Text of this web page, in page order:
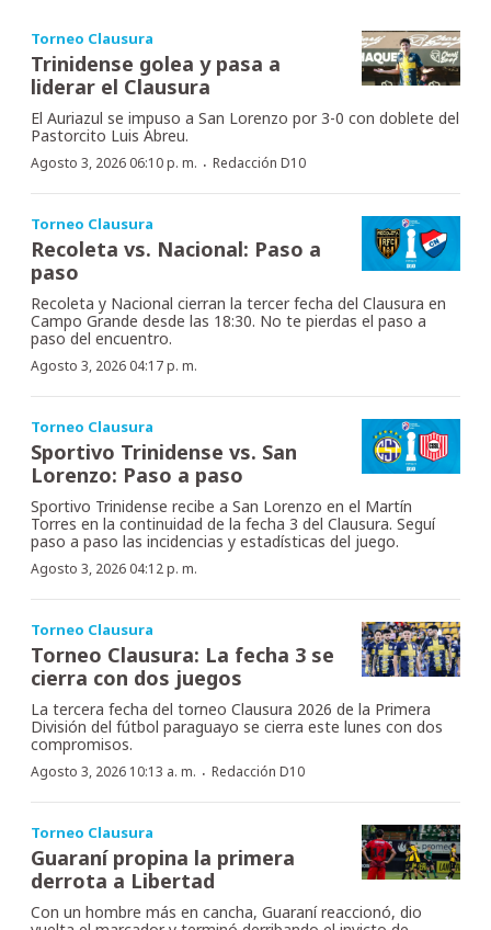
Torneo Clausura
Trinidense golea y pasa a
liderar el Clausura
El Auriazul se impuso a San Lorenzo por 3-0 con doblete del
Pastorcito Luis Abreu.
Agosto 3, 2026 06:10 p. m. · Redacción D10
Torneo Clausura
Recoleta vs. Nacional: Paso a
paso
Recoleta y Nacional cierran la tercer fecha del Clausura en
Campo Grande desde las 18:30. No te pierdas el paso a
paso del encuentro.
Agosto 3, 2026 04:17 p. m.
Torneo Clausura
Sportivo Trinidense vs. San
Lorenzo: Paso a paso
Sportivo Trinidense recibe a San Lorenzo en el Martín
Torres en la continuidad de la fecha 3 del Clausura. Seguí
paso a paso las incidencias y estadísticas del juego.
Agosto 3, 2026 04:12 p. m.
Torneo Clausura
Torneo Clausura: La fecha 3 se
cierra con dos juegos
La tercera fecha del torneo Clausura 2026 de la Primera
División del fútbol paraguayo se cierra este lunes con dos
compromisos.
Agosto 3, 2026 10:13 a. m. · Redacción D10
Torneo Clausura
Guaraní propina la primera
derrota a Libertad
Con un hombre más en cancha, Guaraní reaccionó, dio